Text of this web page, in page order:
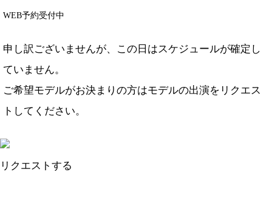
WEB予約受付中
申し訳ございませんが、この日はスケジュールが確定し
ていません。
ご希望モデルがお決まりの方はモデルの出演をリクエス
ト してください。
リクエストする